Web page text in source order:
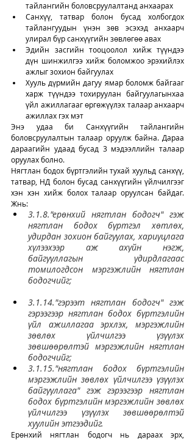
тайлангийн боловсруулалтанд анхаарах
Санхүү, татвар болон бусад холбогдох
тайлангуудын үнэн зөв эсэхэд анхаарч
улирал бүр санхүүгийн зөвлөгөө авах
Эдийн засгийн тооцоолол хийж түүндээ
дүн шинжилгээ хийж боломжоо эрэхийлэх
ажлыг зохион байгуулах
Хууль дүрмийн дагуу ямар боломж байгааг
харж түүндээ тохируулан байгуулагынхаа
үйл ажиллагааг өргөжүүлэх талаар анхаарч
ажиллах гэх мэт
Энэ удаа би Санхүүгийн тайлангийн
боловсруулалтын талаар оруулж байна. Дараа
дараагийн удаад бусад 3 мэдээллийн талаар
оруулах болно.
Нягтлан бодох бүртгэлийн тухай хуульд санхүү,
татвар, НД болон бусад санхүүгийн үйлчилгээг
хэн хэн хийж болох талаар оруулсан байдаг.
Жнь:
3.1.8."ерөнхий нягтлан бодогч" гэж
нягтлан бодох бүртгэл хөтлөх,
удирдан зохион байгуулах, хариуцлага
хүлээхээр аж ахуйн нэгж,
байгууллагын удирдлагаас
томилогдсон мэргэжлийн нягтлан
бодогчийг;
3.1.14."гэрээт нягтлан бодогч" гэж
гэрээгээр нягтлан бодох бүртгэлийн
үйл ажиллагаа эрхлэх, мэргэжлийн
зөвлөх үйлчилгээ үзүүлэх
зөвшөөрөлтэй мэргэжлийн нягтлан
бодогчийг;
3.1.15."нягтлан бодох бүртгэлийн
мэргэжлийн зөвлөх үйлчилгээ үзүүлэх
байгууллага" гэж гэрээгээр нягтлан
бодох бүртгэлийн мэргэжлийн зөвлөх
үйлчилгээ үзүүлэх зөвшөөрөлтэй
хуулийн этгээдийг.
Ерөнхий нягтлан бодогч нь дараах эрх,